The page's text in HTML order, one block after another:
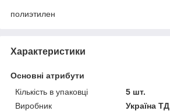
полиэтилен
Характеристики
Основні атрибути
Кількість в упаковці
5 шт.
Виробник
Україна ТД